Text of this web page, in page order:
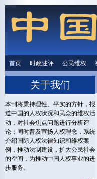
首页 时政述评 公民维权
关于我们
本刊将秉持理性、平实的方针，报
道中国的人权状况和民众的维权活
动，对社会焦点问题进行分析评
论；同时普及宣扬人权理念，系统
介绍国际人权法律知识和维权案
例，推动法制建设，扩大公民社会
的空间，为推动中国人权事业的进
步服务。
时政述评 公民维